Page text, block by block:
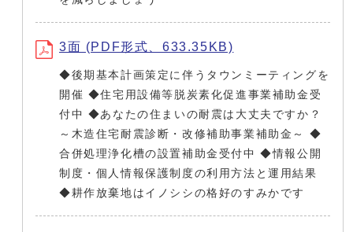
3面 (PDF形式、633.35KB)
◆後期基本計画策定に伴うタウンミーティングを
開催 ◆住宅用設備等脱炭素化促進事業補助金受
付中 ◆あなたの住まいの耐震は大丈夫ですか？
～木造住宅耐震診断・改修補助事業補助金～ ◆
合併処理浄化槽の設置補助金受付中 ◆情報公開
制度・個人情報保護制度の利用方法と運用結果
◆耕作放棄地はイノシシの格好のすみかです